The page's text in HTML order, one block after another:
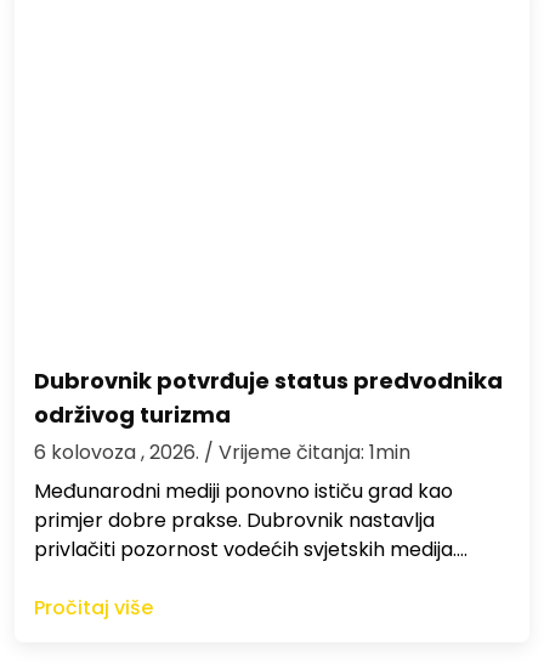
Dubrovnik potvrđuje status predvodnika
održivog turizma
6 kolovoza , 2026. / Vrijeme čitanja: 1min
Međunarodni mediji ponovno ističu grad kao
primjer dobre prakse. Dubrovnik nastavlja
privlačiti pozornost vodećih svjetskih medija.…
Pročitaj više